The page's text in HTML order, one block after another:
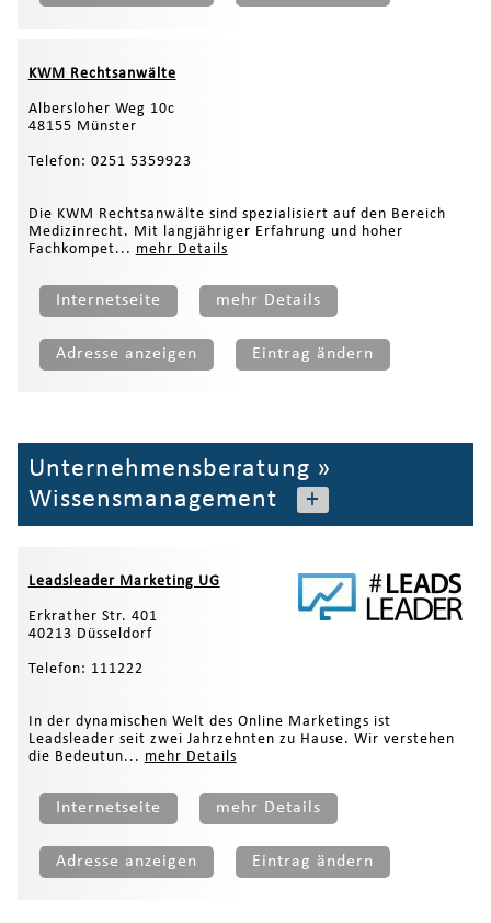
KWM Rechtsanwälte
Albersloher Weg 10c
48155 Münster
Telefon: 0251 5359923
Die KWM Rechtsanwälte sind spezialisiert auf den Bereich
Medizinrecht. Mit langjähriger Erfahrung und hoher
Fachkompet... mehr Details
Internetseite mehr Details
Adresse anzeigen Eintrag ändern
Unternehmensberatung »
Wissensmanagement
+
Leadsleader Marketing UG
Erkrather Str. 401
40213 Düsseldorf
Telefon: 111222
In der dynamischen Welt des Online Marketings ist
Leadsleader seit zwei Jahrzehnten zu Hause. Wir verstehen
die Bedeutun... mehr Details
Internetseite mehr Details
Adresse anzeigen Eintrag ändern